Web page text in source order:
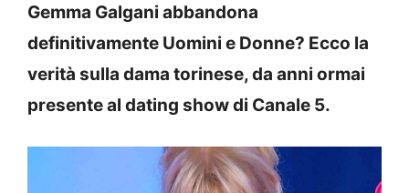
Gemma Galgani abbandona
definitivamente Uomini e Donne? Ecco la
verità sulla dama torinese, da anni ormai
presente al dating show di Canale 5.